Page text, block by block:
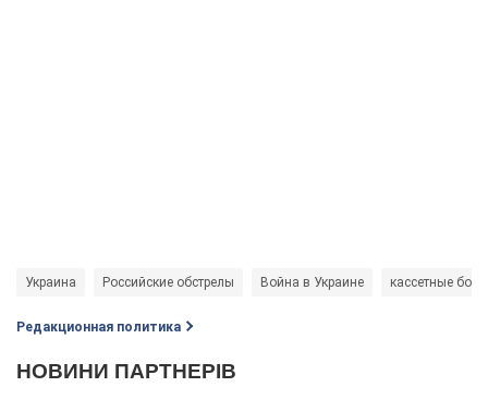
Украина Российские обстрелы Война в Украине кассетные
Редакционная политика